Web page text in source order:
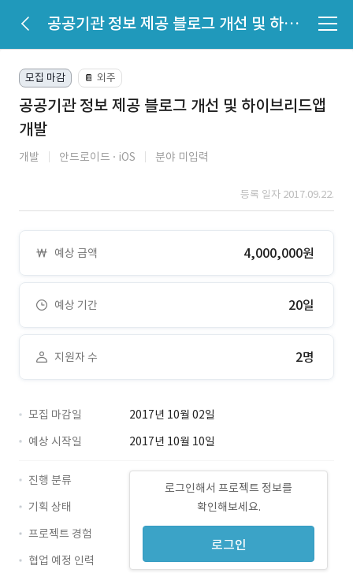
공공기관 정보 제공 블로그 개선 및 하이브리드앱 개발
모집 마감 📔 외주
공공기관 정보 제공 블로그 개선 및 하이브리드앱
개발
개발 안드로이드 iOS 분야 미입력
등록 일자 2017.09.22.
예상 금액 4,000,000원
예상 기간 20일
지원자 수 2명
모집 마감일
2017년 10월 02일
예상 시작일
2017년 10월 10일
로그인해서 프로젝트 정보를
확인해보세요.
로그인
진행 분류
기획 상태
프로젝트 경험
협업 예정 인력